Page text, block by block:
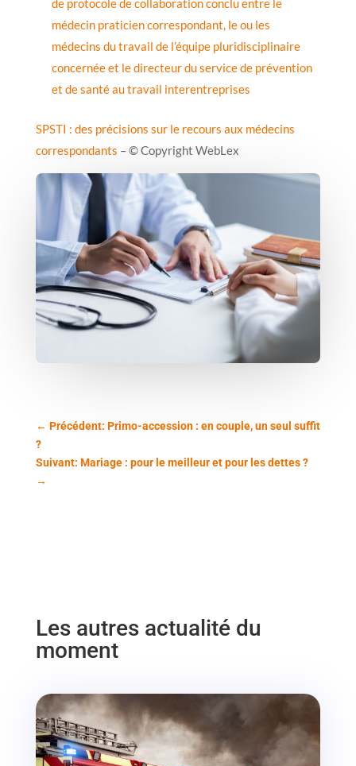
de protocole de collaboration conclu entre le
médecin praticien correspondant, le ou les
médecins du travail de l’équipe pluridisciplinaire
concernée et le directeur du service de prévention
et de santé au travail interentreprises
SPSTI : des précisions sur le recours aux médecins
correspondants – © Copyright WebLex
← Précédent: Primo-accession : en couple, un seul suffit
?
Suivant: Mariage : pour le meilleur et pour les dettes ?
→
Les autres actualité du
moment